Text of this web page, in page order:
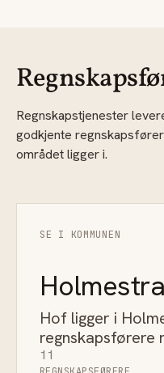
Regnskapstjenester
godkjente
området ligger i.
SE I KOMMUNEN
Hof ligger i
regnskapsførere
11